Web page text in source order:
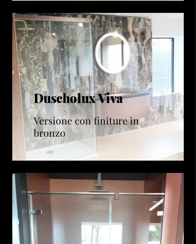
Duscholux Viva
Versione con finiture in
bronzo